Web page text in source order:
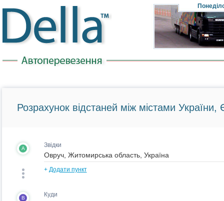
Розрахунок відстаней між містами України,
A Звідки
+ Додати пункт
B Куди